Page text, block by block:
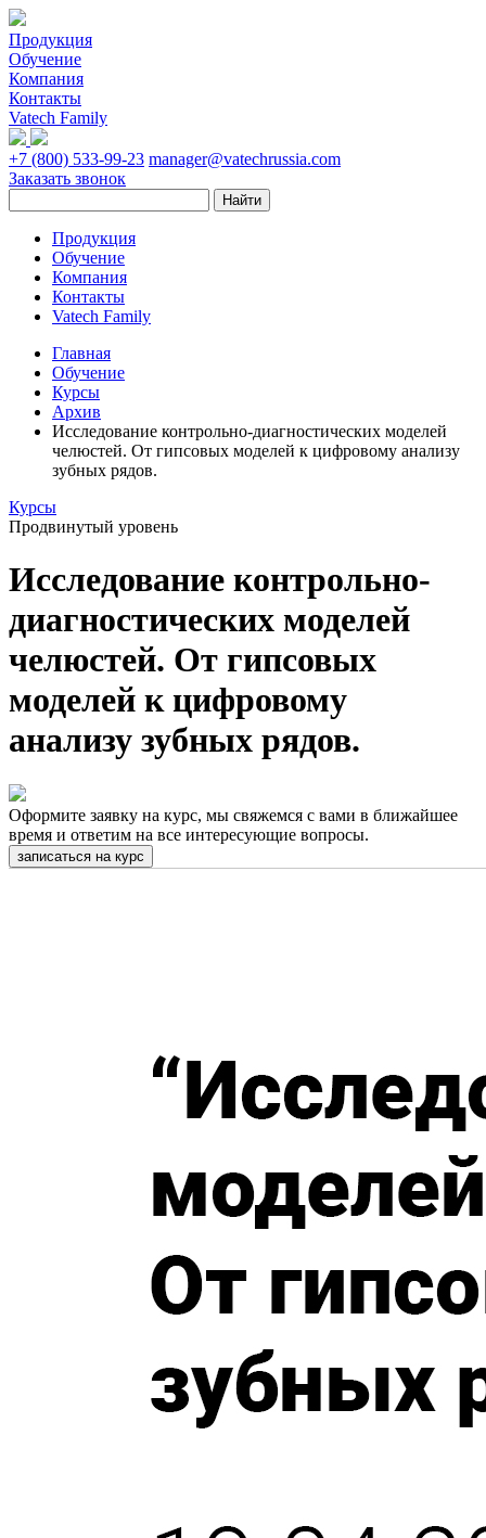
Продукция
Обучение
Компания
Контакты
Vatech Family
+7 (800) 533-99-23 manager@vatechrussia.com
Заказать звонок
Продукция
Обучение
Компания
Контакты
Vatech Family
Главная
Обучение
Курсы
Архив
Исследование контрольно-диагностических моделей
челюстей. От гипсовых моделей к цифровому анализу
зубных рядов.
Курсы
Продвинутый уровень
Исследование контрольно-
диагностических моделей
челюстей. От гипсовых
моделей к цифровому
анализу зубных рядов.
Оформите заявку на курс, мы свяжемся с вами в ближайшее
время и ответим на все интересующие вопросы.
записаться на курс